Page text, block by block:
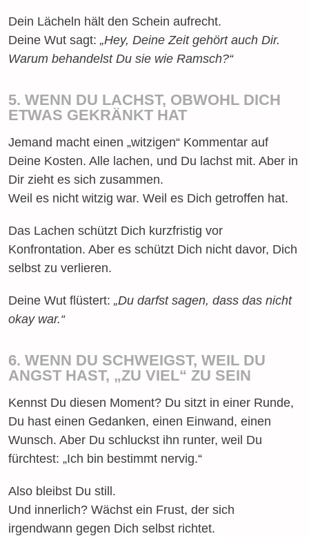
Dein Lächeln hält den Schein aufrecht.
Deine Wut sagt: „Hey, Deine Zeit gehört auch Dir.
Warum behandelst Du sie wie Ramsch?“
5. WENN DU LACHST, OBWOHL DICH
ETWAS GEKRÄNKT HAT
Jemand macht einen „witzigen“ Kommentar auf
Deine Kosten. Alle lachen, und Du lachst mit. Aber in
Dir zieht es sich zusammen.
Weil es nicht witzig war. Weil es Dich getroffen hat.
Das Lachen schützt Dich kurzfristig vor
Konfrontation. Aber es schützt Dich nicht davor, Dich
selbst zu verlieren.
Deine Wut flüstert: „Du darfst sagen, dass das nicht
okay war.“
6. WENN DU SCHWEIGST, WEIL DU
ANGST HAST, „ZU VIEL“ ZU SEIN
Kennst Du diesen Moment? Du sitzt in einer Runde,
Du hast einen Gedanken, einen Einwand, einen
Wunsch. Aber Du schluckst ihn runter, weil Du
fürchtest: „Ich bin bestimmt nervig.“
Also bleibst Du still.
Und innerlich? Wächst ein Frust, der sich
irgendwann gegen Dich selbst richtet.